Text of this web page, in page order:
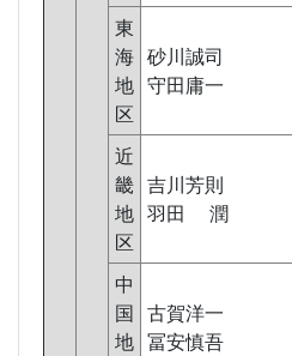
東
海
地
区
砂川誠司
守田庸一
近
畿
地
区
吉川芳則
羽田 潤
中
国
地
古賀洋一
冨安慎吾